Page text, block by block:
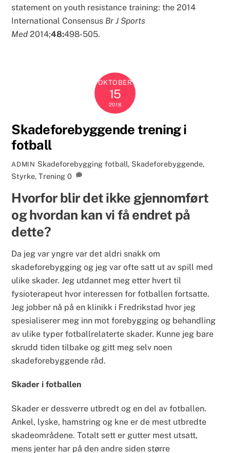
statement on youth resistance training: the 2014
International Consensus Br J Sports
Med2014;48:498-505.
OKTOBER
15
2018
Skadeforebyggende trening i
fotball
ADMIN Skadeforebygging fotball, Skadeforebyggende,
Styrke,Trening 0
Hvorfor blir det ikke gjennomført
og hvordan kan vi få endret på
dette?
Da jeg var yngre var det aldri snakk om
skadeforebygging og jeg var ofte satt ut av spill med
ulike skader. Jeg utdannet meg etter hvert til
fysioterapeut hvor interessen for fotballen fortsatte.
Jeg jobber nå på en klinikk i Fredrikstad hvor jeg
spesialiserer meg inn mot forebygging og behandling
av ulike typer fotballrelaterte skader. Kunne jeg bare
skrudd tiden tilbake og gitt meg selv noen
skadeforebyggende råd.
Skader i fotballen
Skader er dessverre utbredt og en del av fotballen.
Ankel, lyske, hamstring og kne er de mest utbredte
skadeområdene. Totalt sett er gutter mest utsatt,
mens jenter har på den andre siden større